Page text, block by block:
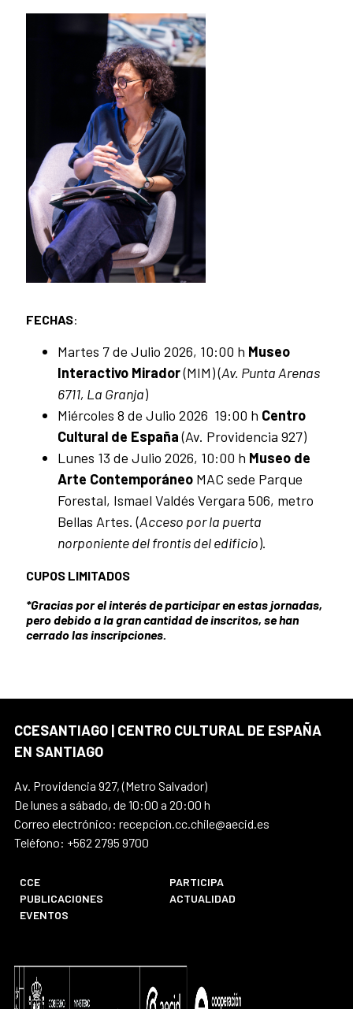
FECHAS:
Martes 7 de Julio 2026, 10:00 h Museo
Interactivo Mirador(MIM) (Av. Punta Arenas
6711, La Granja)
Miércoles 8 de Julio 2026 19:00 h Centro
Cultural de España(Av. Providencia 927)
Lunes 13 de Julio 2026, 10:00 h Museo de
Arte Contemporáneo MAC sede Parque
Forestal, Ismael Valdés Vergara 506, metro
Bellas Artes. (Acceso por la puerta
norponiente del frontis del edificio).
CUPOS LIMITADOS
*Gracias por el interés de participar en estas jornadas,
pero debido a la gran cantidad de inscritos, se han
cerrado las inscripciones.
CCESANTIAGO | CENTRO CULTURAL DE ESPAÑA
EN SANTIAGO
Av. Providencia 927, (Metro Salvador)
De lunes a sábado, de 10:00 a 20:00 h
Correo electrónico: recepcion.cc.chile@aecid.es
Teléfono: +562 2795 9700
CCE
PARTICIPA
PUBLICACIONES
ACTUALIDAD
EVENTOS